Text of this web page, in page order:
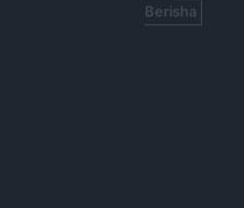
Berisha